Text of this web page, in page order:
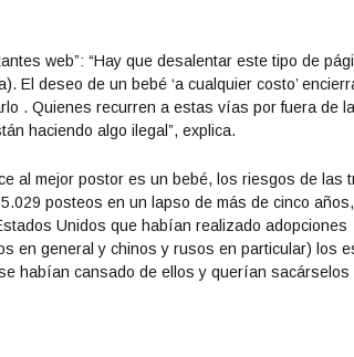
web”: “Hay que desalentar este tipo de
El deseo de un bebé ‘a cualquier costo’
. Quienes recurren a estas vías por fuera de
haciendo algo ilegal”, explica.
al mejor postor es un bebé, los riesgos de las
posteos en un lapso de más de cinco
Unidos que habían realizado adopciones
en general y chinos y rusos en particular) los
habían cansado de ellos y querían sacárselos